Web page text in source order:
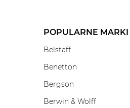
POPULARNE MARKI
Belstaff
Benetton
Bergson
Berwin & Wolff